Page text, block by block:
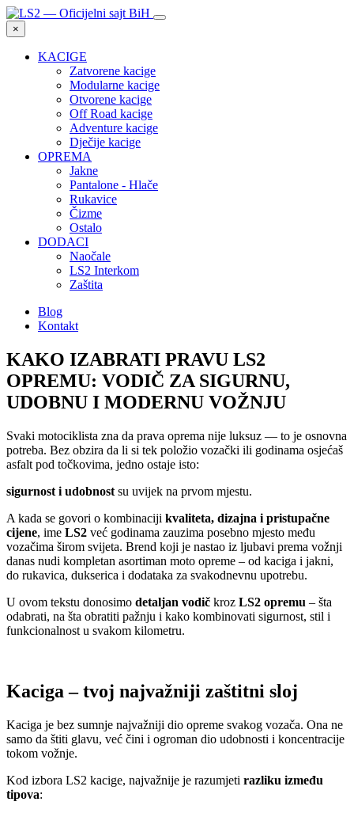
×
KACIGE
Zatvorene kacige
Modularne kacige
Otvorene kacige
Off Road kacige
Adventure kacige
Dječije kacige
OPREMA
Jakne
Pantalone - Hlače
Rukavice
Čizme
Ostalo
DODACI
Naočale
LS2 Interkom
Zaštita
Blog
Kontakt
KAKO IZABRATI PRAVU LS2
OPREMU: VODIČ ZA SIGURNU,
UDOBNU I MODERNU VOŽNJU
Svaki motociklista zna da prava oprema nije luksuz — to je osnovna
potreba. Bez obzira da li si tek položio vozački ili godinama osjećaš
asfalt pod točkovima, jedno ostaje isto:
sigurnost i udobnost su uvijek na prvom mjestu.
A kada se govori o kombinaciji kvaliteta, dizajna i pristupačne
cijene, ime LS2 već godinama zauzima posebno mjesto među
vozačima širom svijeta. Brend koji je nastao iz ljubavi prema vožnji
danas nudi kompletan asortiman moto opreme – od kaciga i jakni,
do rukavica, dukserica i dodataka za svakodnevnu upotrebu.
U ovom tekstu donosimo detaljan vodič kroz LS2 opremu – šta
odabrati, na šta obratiti pažnju i kako kombinovati sigurnost, stil i
funkcionalnost u svakom kilometru.
Kaciga – tvoj najvažniji zaštitni sloj
Kaciga je bez sumnje najvažniji dio opreme svakog vozača. Ona ne
samo da štiti glavu, već čini i ogroman dio udobnosti i koncentracije
tokom vožnje.
Kod izbora LS2 kacige, najvažnije je razumjeti razliku između
tipova: